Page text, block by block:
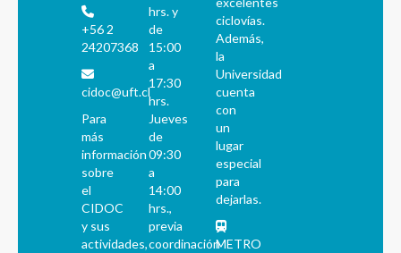
+56 2
24207368
cidoc@uft.cl
Para
más
información
sobre
el
CIDOC
y sus
actividades,
hrs. y
de
15:00
a
17:30
hrs.
Jueves
de
09:30
a
14:00
hrs.,
previa
coordinación
ciclovías.
Además,
la
Universidad
cuenta
con
un
lugar
especial
para
dejarlas.
METRO